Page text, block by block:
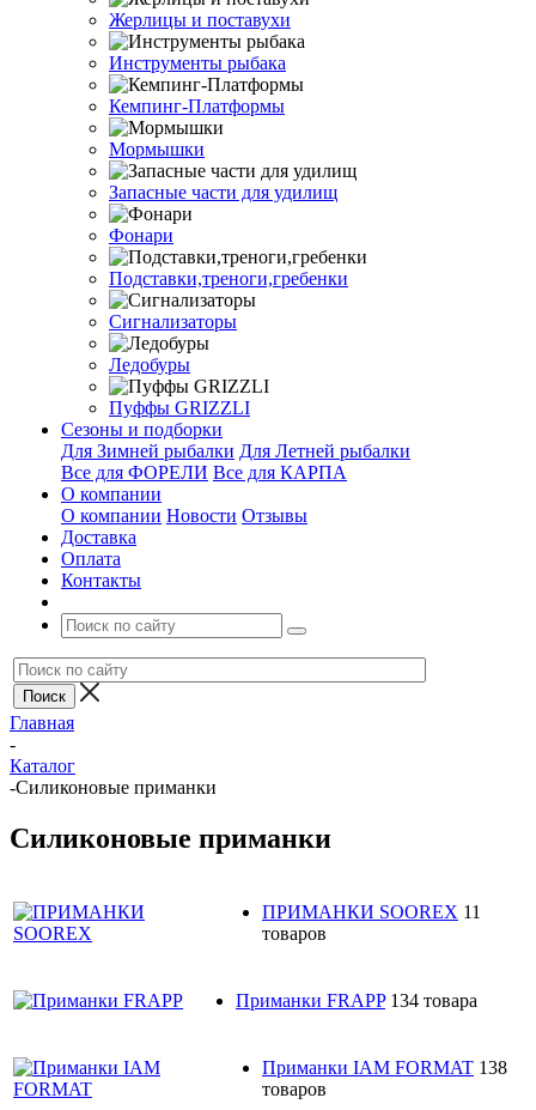
Жерлицы и поставухи
Инструменты рыбака
Кемпинг-Платформы
Мормышки
Запасные части для удилищ
Фонари
Подставки,треноги,гребенки
Сигнализаторы
Ледобуры
Пуффы GRIZZLI
Сезоны и подборки
Для Зимней рыбалки Для Летней рыбалки
Все для ФОРЕЛИ Все для КАРПА
О компании
О компании Новости Отзывы
Доставка
Оплата
Контакты
Главная
-
Каталог
-Силиконовые приманки
Силиконовые приманки
ПРИМАНКИ SOOREX 11
товаров
Приманки FRAPP 134 товара
Приманки IAM FORMAT 138
товаров